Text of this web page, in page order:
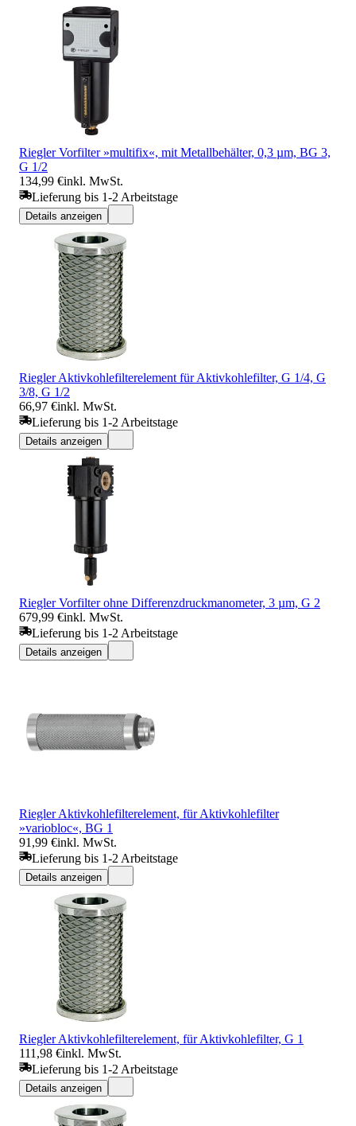
Riegler Vorfilter »multifix«, mit Metallbehälter, 0,3 µm, BG 3,
G 1/2
134,99 €inkl. MwSt.
Lieferung bis 1-2 Arbeitstage
Details anzeigen
Riegler Aktivkohlefilterelement für Aktivkohlefilter, G 1/4, G
3/8, G 1/2
66,97 €inkl. MwSt.
Lieferung bis 1-2 Arbeitstage
Details anzeigen
Riegler Vorfilter ohne Differenzdruckmanometer, 3 µm, G 2
679,99 €inkl. MwSt.
Lieferung bis 1-2 Arbeitstage
Details anzeigen
Riegler Aktivkohlefilterelement, für Aktivkohlefilter
»variobloc«, BG 1
91,99 €inkl. MwSt.
Lieferung bis 1-2 Arbeitstage
Details anzeigen
Riegler Aktivkohlefilterelement, für Aktivkohlefilter, G 1
111,98 €inkl. MwSt.
Lieferung bis 1-2 Arbeitstage
Details anzeigen